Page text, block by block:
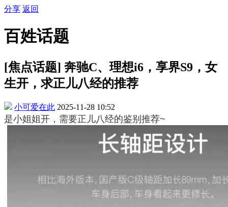
分享 返回
百姓话题
[焦点话题] 奔驰C、理想i6，享界S9，女
生开，求正儿八经的推荐
小可爱在此 2025-11-28 10:52
是小姐姐开，需要正儿八经的鉴别推荐~